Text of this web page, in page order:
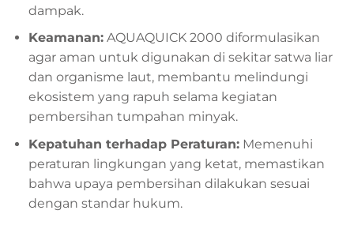
dampak.
Keamanan:AQUAQUICK 2000 diformulasikan
agar aman untuk digunakan di sekitar satwa liar
dan organisme laut, membantu melindungi
ekosistem yang rapuh selama kegiatan
pembersihan tumpahan minyak.
Kepatuhan terhadap Peraturan:Memenuhi
peraturan lingkungan yang ketat, memastikan
bahwa upaya pembersihan dilakukan sesuai
dengan standar hukum.